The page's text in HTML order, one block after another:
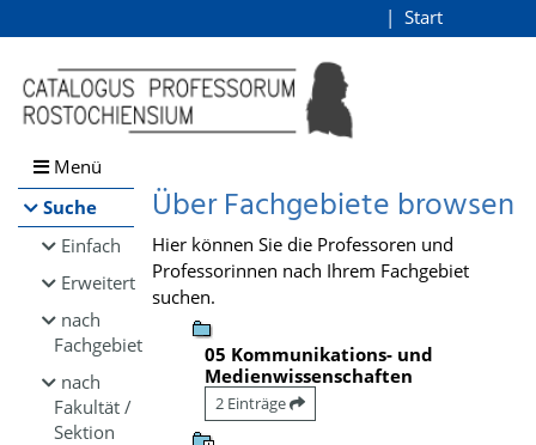
Browsen
direkt zum Inhalt
Start
Menü
Suche
Einfach
Erweitert
nach
Fachgebiet
nach
Fakultät /
Sektion
Über Fachgebiete browsen
Hier können Sie die Professoren und
Professorinnen nach Ihrem Fachgebiet
suchen.
05 Kommunikations- und
Medienwissenschaften
2 Einträge